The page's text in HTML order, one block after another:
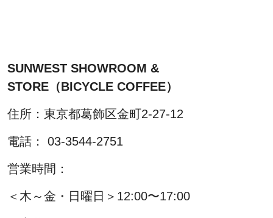
SUNWEST SHOWROOM &
STORE（BICYCLE COFFEE）
住所：東京都葛飾区金町2-27-12
電話： 03-3544-2751
営業時間：
＜木～金・日曜日＞12:00〜17:00